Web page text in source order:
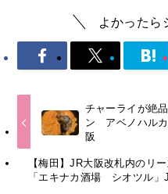
よかったら
チャーライが絶
ン アベノハル
阪
【梅田】JR大阪改札内のリ
「エキナカ酒場 シオツル